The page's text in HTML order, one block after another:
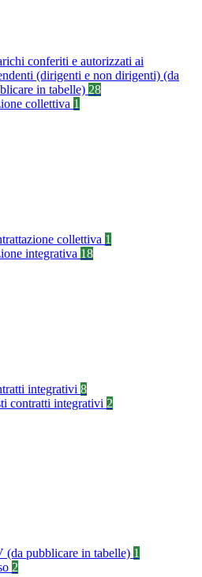
conferiti e autorizzati ai
(dirigenti e non dirigenti) (da
in tabelle) 28
collettiva 1
collettiva 1
integrativa 18
integrativi 8
contratti integrativi 2
(da pubblicare in tabelle) 1
2